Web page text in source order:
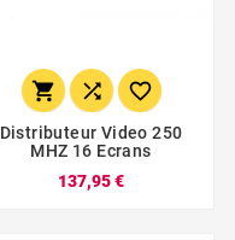
  
Distributeur Video 250
MHZ 16 Ecrans
137,95 €